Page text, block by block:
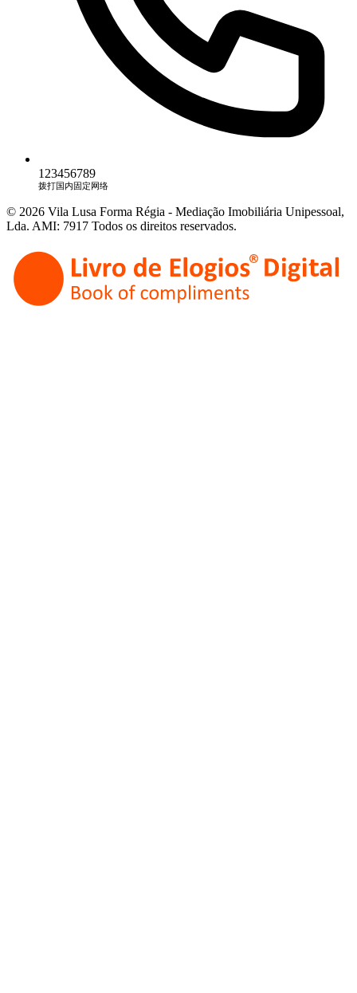
123456789
拨打国内固定网络
© 2026 Vila Lusa Forma Régia - Mediação Imobiliária Unipessoal,
Lda. AMI: 7917 Todos os direitos reservados.